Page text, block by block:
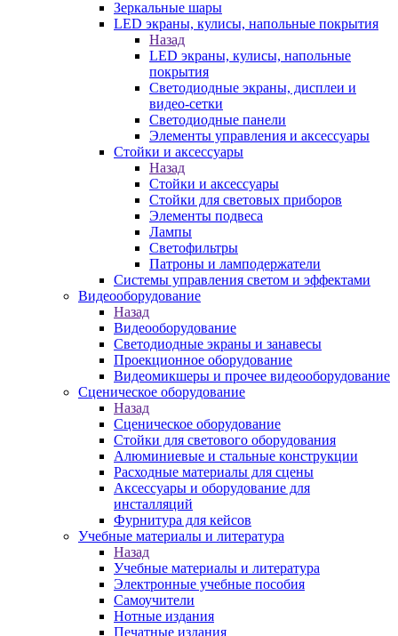
Зеркальные шары
LED экраны, кулисы, напольные покрытия
Назад
LED экраны, кулисы, напольные
покрытия
Светодиодные экраны, дисплеи и
видео-сетки
Светодиодные панели
Элементы управления и аксессуары
Стойки и аксессуары
Назад
Стойки и аксессуары
Стойки для световых приборов
Элементы подвеса
Лампы
Светофильтры
Патроны и ламподержатели
Системы управления светом и эффектами
Видеооборудование
Назад
Видеооборудование
Светодиодные экраны и занавесы
Проекционное оборудование
Видеомикшеры и прочее видеооборудование
Сценическое оборудование
Назад
Сценическое оборудование
Стойки для светового оборудования
Алюминиевые и стальные конструкции
Расходные материалы для сцены
Аксессуары и оборудование для
инсталляций
Фурнитура для кейсов
Учебные материалы и литература
Назад
Учебные материалы и литература
Электронные учебные пособия
Самоучители
Нотные издания
Печатные издания